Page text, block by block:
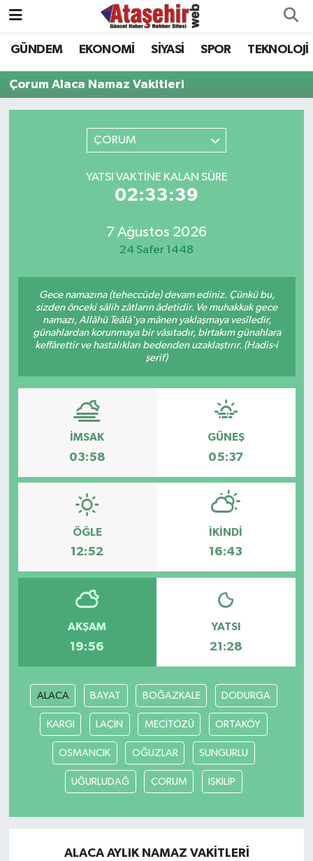
GÜNDEM EKONOMİ SİYASİ SPOR TEKNOLOJİ
Çorum Alaca Namaz Vakitleri
ÇORUM
YATSI VAKTINE KALAN SÜRE
02:33:39
7 Ağustos 2026
24 Safer 1448
Gece namazına (teheccüde) devam ediniz. Çünkü bu,
sizden önceki sâlih zâtların âdetidir. Ve muhakkak gece
namazı, Allâhü Teâlâ'ya mânen yaklaşmaya vesîledir,
günahlardan korunmaya bir vâsıtadır, birtakım günahlara
keffârettir ve hastalıkları bedenden uzaklaştırır. (Hadis-i
şerif)
İMSAK
03:58
GÜNEŞ
05:37
ÖĞLE
12:52
İKINDI
16:43
AKŞAM
19:56
YATSI
21:28
ALACA BAYAT BOĞAZKALE DODURGA
KARGI LAÇİN MECİTÖZÜ ORTAKÖY
OSMANCIK OĞUZLAR SUNGURLU
UĞURLUDAĞ ÇORUM İSKİLİP
ALACA AYLIK NAMAZ VAKITLERI
Hava Durumu
Trafik Durumu
Son Dakika Haberleri